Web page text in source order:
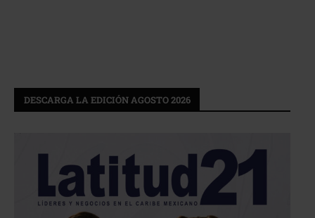
DESCARGA LA EDICIÓN AGOSTO 2026